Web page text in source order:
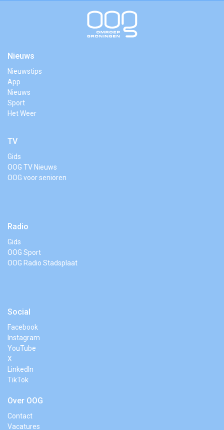
Nieuws
Nieuwstips
App
Nieuws
Sport
Het Weer
TV
Gids
OOG TV Nieuws
OOG voor senioren
Radio
Gids
OOG Sport
OOG Radio Stadsplaat
Social
Facebook
Instagram
YouTube
X
LinkedIn
TikTok
Over OOG
Contact
Vacatures